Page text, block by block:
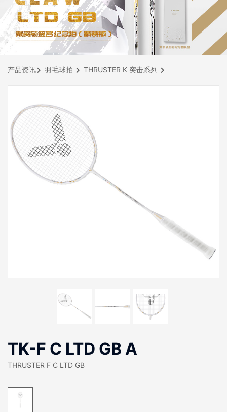
产品资讯 羽毛球拍 THRUSTER K 突击系列
TK-F C LTD GB A
THRUSTER F C LTD GB